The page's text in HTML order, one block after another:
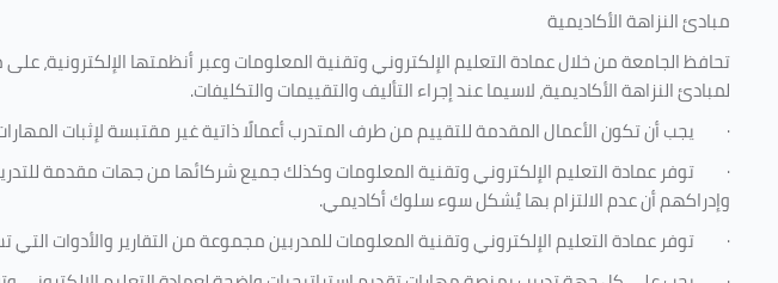
مبادئ النزاهة الأكاديمية
تحافظ الجامعة من خلال عمادة التعليم الإلكتروني وتقنية المعلومات وعبر أنظمتها
لمبادئ النزاهة الأكاديمية، لاسيما عند إجراء التأليف والتقييمات والتكليفات.
· يجب أن تكون الأعمال المقدمة للتقييم من طرف المتدرب أعمالًا ذاتية غير مقتبسة لإثبات
· توفر عمادة التعليم الإلكتروني وتقنية المعلومات وكذلك جميع شركائها من جهات مقدمة
وإدراكهم أن عدم الالتزام بها يُشكل سوء سلوك أكاديمي.
· توفر عمادة التعليم الإلكتروني وتقنية المعلومات للمدربين مجموعة من التقارير والأدوات التي